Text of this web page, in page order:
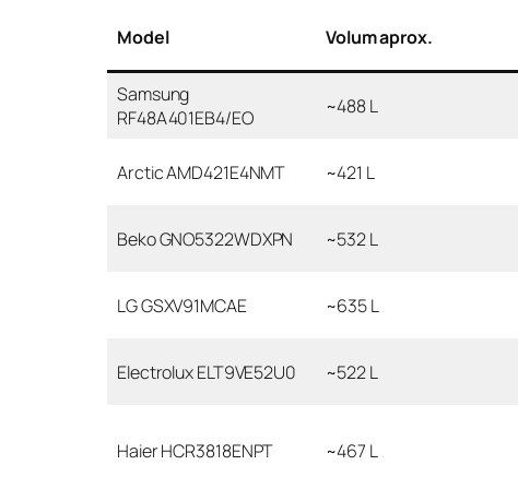
Model Volum aprox.
Samsung
RF48A401EB4/EO
~488 L
Arctic AMD421E4NMT ~421 L
Beko GNO5322WDXPN ~532 L
LG GSXV91MCAE ~635 L
Electrolux ELT9VE52U0 ~522 L
Haier HCR3818ENPT ~467 L